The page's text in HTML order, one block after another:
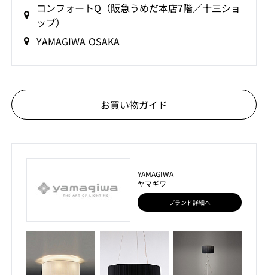
コンフォートQ（阪急うめだ本店7階／十三ショ
ップ）
YAMAGIWA OSAKA
お買い物ガイド
YAMAGIWA
ヤマギワ
ブランド詳細へ